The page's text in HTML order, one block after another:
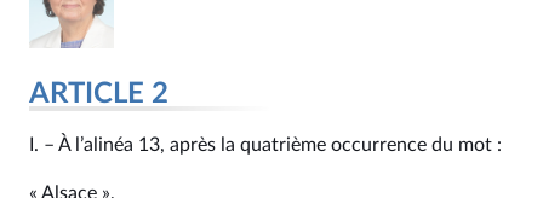
ARTICLE 2
I. – À l’alinéa 13, après la quatrième occurrence du mot :
« Alsace »,